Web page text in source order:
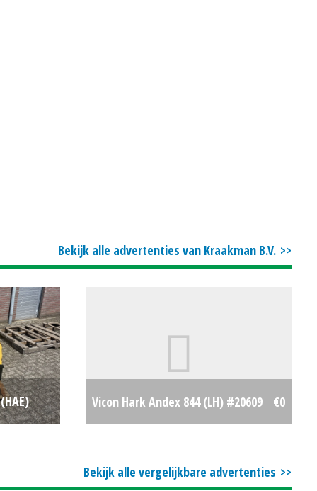
Bekijk alle advertenties van Kraakman B.V.
Vicon Hark Andex 844 (LH) #20609 €0
Bekijk alle vergelijkbare advertenties